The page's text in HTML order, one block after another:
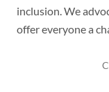
inclusion. We
offer everyone a